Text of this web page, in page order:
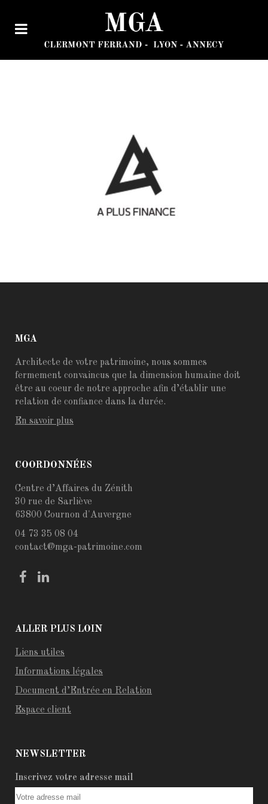
MGA
Architecte de votre patrimoine, nous sommes
fermement convaincus que la dimension humaine doit
être au coeur de notre approche afin d’établir une
relation de confiance dans la durée.
En savoir plus
COORDONNÉES
Centre d’Affaires du Zénith
30 rue de Sarliève
63800 Cournon d'Auvergne
04 73 35 08 04
contact@mga-patrimoine.com
ALLER PLUS LOIN
Liens utiles
Informations légales
Document d’Entrée en Relation
Espace client
NEWSLETTER
Inscrivez votre adresse mail